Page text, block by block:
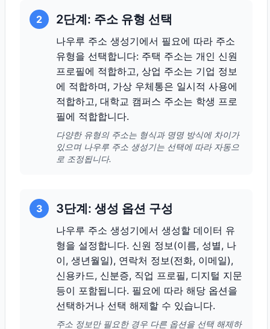
2 2단계: 주소 유형 선택
나우루 주소 생성기에서 필요에 따라 주소
유형을 선택합니다: 주택 주소는 개인 신원
프로필에 적합하고, 상업 주소는 기업 정보
에 적합하며, 가상 우체통은 일시적 사용에
적합하고, 대학교 캠퍼스 주소는 학생 프로
필에 적합합니다.
다양한 유형의 주소는 형식과 명명 방식에 차이가
있으며 나우루 주소 생성기는 선택에 따라 자동으
로 조정됩니다.
3 3단계: 생성 옵션 구성
나우루 주소 생성기에서 생성할 데이터 유
형을 설정합니다. 신원 정보(이름, 성별, 나
이, 생년월일), 연락처 정보(전화, 이메일),
신용카드, 신분증, 직업 프로필, 디지털 지문
등이 포함됩니다. 필요에 따라 해당 옵션을
선택하거나 선택 해제할 수 있습니다.
주소 정보만 필요한 경우 다른 옵션을 선택 해제하